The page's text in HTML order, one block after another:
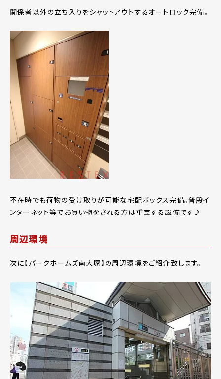
関係者以外の立ち入りをシャットアウトするオートロック完備。
不在時でも荷物の受け取りが可能な宅配ボックス完備。普段イ
ンターネット等でお買い物をされる方は重宝する設備です♪
周辺環境
次に【パークホームズ南大塚】の周辺環境をご紹介致します。